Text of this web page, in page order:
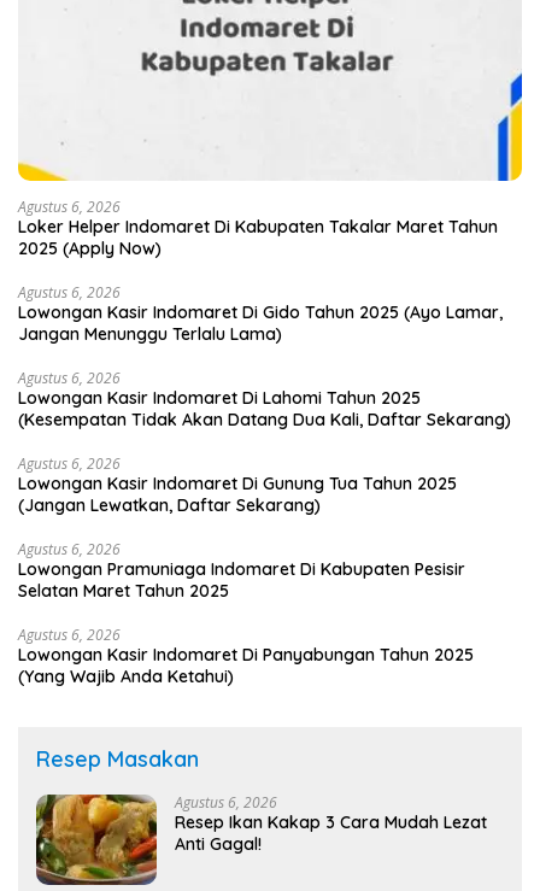
Agustus 6, 2026
Loker Helper Indomaret Di Kabupaten Takalar Maret Tahun
2025 (Apply Now)
Agustus 6, 2026
Lowongan Kasir Indomaret Di Gido Tahun 2025 (Ayo Lamar,
Jangan Menunggu Terlalu Lama)
Agustus 6, 2026
Lowongan Kasir Indomaret Di Lahomi Tahun 2025
(Kesempatan Tidak Akan Datang Dua Kali, Daftar Sekarang)
Agustus 6, 2026
Lowongan Kasir Indomaret Di Gunung Tua Tahun 2025
(Jangan Lewatkan, Daftar Sekarang)
Agustus 6, 2026
Lowongan Pramuniaga Indomaret Di Kabupaten Pesisir
Selatan Maret Tahun 2025
Agustus 6, 2026
Lowongan Kasir Indomaret Di Panyabungan Tahun 2025
(Yang Wajib Anda Ketahui)
Resep Masakan
Agustus 6, 2026
Resep Ikan Kakap 3 Cara Mudah Lezat
Anti Gagal!